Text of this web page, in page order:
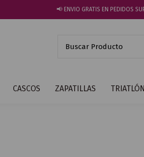
📢 ENVIO GRATIS EN PEDIDOS
CASCOS ZAPATILLAS TRIATLÓN